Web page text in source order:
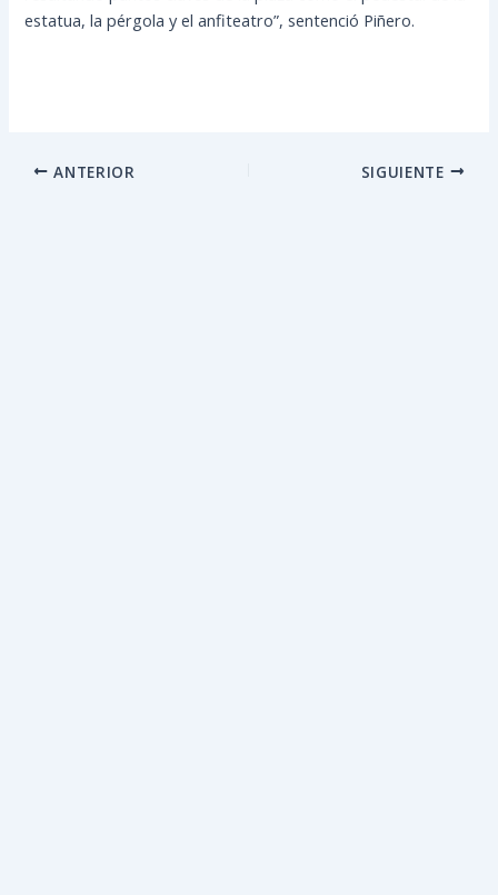
estatua, la pérgola y el anfiteatro”, sentenció Piñero.
ANTERIOR SIGUIENTE